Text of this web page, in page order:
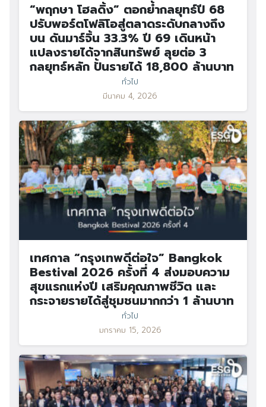
“พฤกษา โฮลดิ้ง” ตอกย้ำกลยุทธ์ปี 68
ปรับพอร์ตโฟลิโอสู่ตลาดระดับกลางถึง
บน ดันมาร์จิ้น 33.3% ปี 69 เดินหน้า
แปลงรายได้จากสินทรัพย์ ลุยต่อ 3
กลยุทธ์หลัก ปั้นรายได้ 18,800 ล้านบาท
ทั่วไป
มีนาคม 4, 2026
เทศกาล “กรุงเทพดีต่อใจ” Bangkok
Bestival 2026 ครั้งที่ 4 ส่งมอบความ
สุขแรกแห่งปี เสริมคุณภาพชีวิต และ
กระจายรายได้สู่ชุมชนมากกว่า 1 ล้านบาท
ทั่วไป
มกราคม 15, 2026